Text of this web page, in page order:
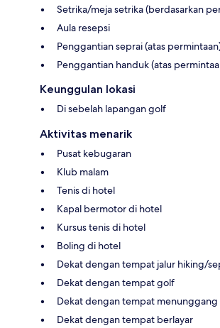
Setrika/meja setrika (berdasarkan
Aula resepsi
Penggantian seprai (atas
Penggantian handuk (atas
Keunggulan lokasi
Di sebelah lapangan golf
Aktivitas menarik
Pusat kebugaran
Klub malam
Tenis di hotel
Kapal bermotor di hotel
Kursus tenis di hotel
Boling di hotel
Dekat dengan tempat jalur hiking/
Dekat dengan tempat golf
Dekat dengan tempat menunggang
Dekat dengan tempat berlayar